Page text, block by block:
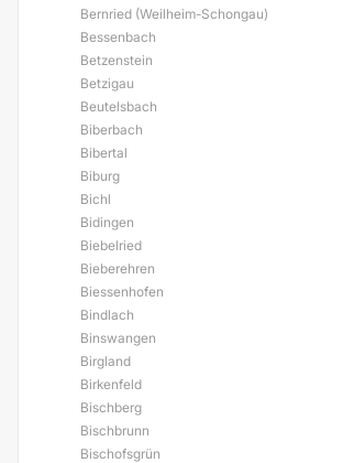
Bernried (Weilheim-Schongau)
Bessenbach
Betzenstein
Betzigau
Beutelsbach
Biberbach
Bibertal
Biburg
Bichl
Bidingen
Biebelried
Bieberehren
Biessenhofen
Bindlach
Binswangen
Birgland
Birkenfeld
Bischberg
Bischbrunn
Bischofsgrün